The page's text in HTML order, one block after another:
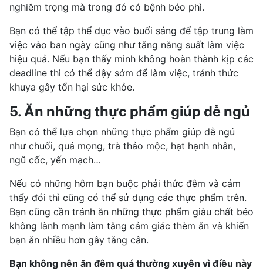
nghiêm trọng mà trong đó có bệnh béo phì.
Bạn có thể tập thể dục vào buổi sáng để tập trung làm
việc vào ban ngày cũng như tăng năng suất làm việc
hiệu quả. Nếu bạn thấy mình không hoàn thành kịp các
deadline thì có thể dậy sớm để làm việc, tránh thức
khuya gây tổn hại sức khỏe.
5. Ăn những thực phẩm giúp dễ ngủ
Bạn có thể lựa chọn những thực phẩm giúp dễ ngủ
như chuối, quả mọng, trà thảo mộc, hạt hạnh nhân,
ngũ cốc, yến mạch…
Nếu có những hôm bạn buộc phải thức đêm và cảm
thấy đói thì cũng có thể sử dụng các thực phẩm trên.
Bạn cũng cần tránh ăn những thực phẩm giàu chất béo
không lành mạnh làm tăng cảm giác thèm ăn và khiến
bạn ăn nhiều hơn gây tăng cân.
Bạn không nên ăn đêm quá thường xuyên vì điều này